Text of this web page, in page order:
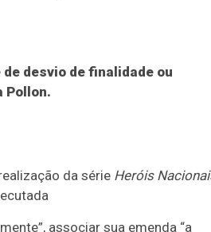
desvio de finalidade ou
Pollon.
da série Heróis
associar sua emenda “a